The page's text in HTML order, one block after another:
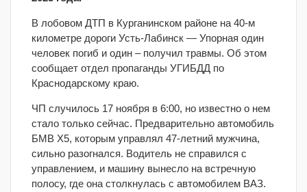
В лобовом ДТП в Курганинском районе на 40-м
километре дороги Усть-Лабинск — Упорная один
человек погиб и один – получил травмы. Об этом
сообщает отдел пропаганды УГИБДД по
Краснодарскому краю.
ЧП случилось 17 ноября в 6:00, но известно о нем
стало только сейчас. Предварительно автомобиль
БМВ Х5, которым управлял 47-летний мужчина,
сильно разогнался. Водитель не справился с
управлением, и машину вынесло на встречную
полосу, где она столкнулась с автомобилем ВАЗ.